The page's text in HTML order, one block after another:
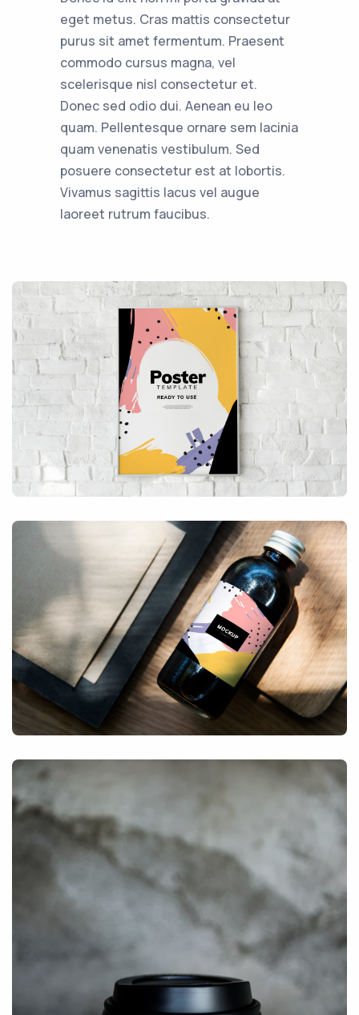
eget metus. Cras mattis consectetur
purus sit amet fermentum. Praesent
commodo cursus magna, vel
scelerisque nisl consectetur et.
Donec sed odio dui. Aenean eu leo
quam. Pellentesque ornare sem lacinia
quam venenatis vestibulum. Sed
posuere consectetur est at lobortis.
Vivamus sagittis lacus vel augue
laoreet rutrum faucibus.